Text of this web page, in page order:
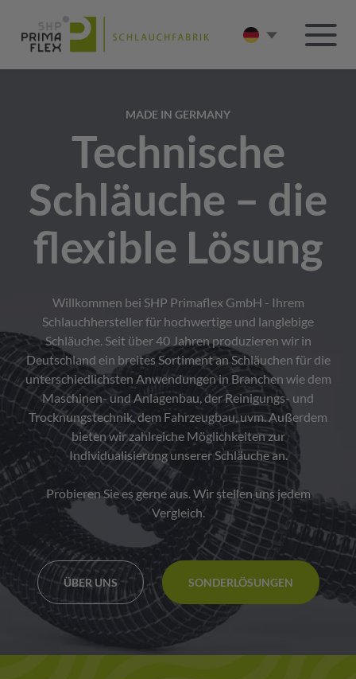
MADE IN GERMANY
Technische
Schläuche – die
flexible Lösung
Willkommen bei SHP Primaflex GmbH - Ihrem
Schlauchhersteller für hochwertige und langlebige
Schläuche. Seit über 40 Jahren produzieren wir in
Deutschland ein breites Sortiment an Schläuchen für die
unterschiedlichsten Anwendungen in Branchen wie dem
Maschinen- und Anlagenbau, der Reinigungs- und
Trocknungstechnik, dem Fahrzeugbau, uvm. Außerdem
bieten wir zahlreiche Möglichkeiten zur
Individualisierung unserer Schläuche an.
Probieren Sie es gerne aus. Wir stellen uns jedem
Vergleich.
ÜBER UNS SONDERLÖSUNGEN